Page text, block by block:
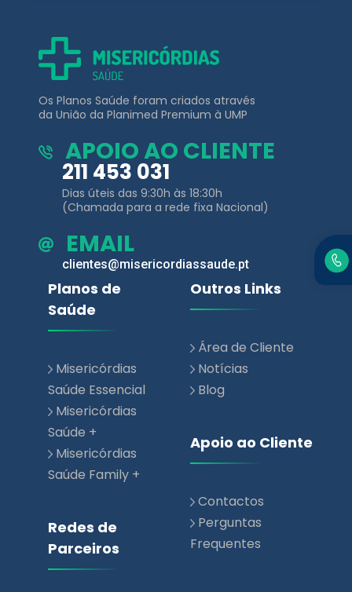
Os Planos Saúde foram criados através
da União da Planimed Premium à UMP
APOIO AO CLIENTE
211 453 031
(Chamada para a rede fixa Nacional)
EMAIL
clientes@misericordiassaude.pt
Saúde
Misericórdias
Saúde Essencial
Saúde +
Misericórdias
Saúde Family +
Redes de
Parceiros
Rede de
Prestadores de
Área de Cliente
Notícias
Apoio ao Cliente
Contactos
Perguntas